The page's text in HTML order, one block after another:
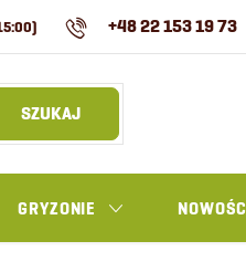
+48 22 153 19 73
SZUKAJ
GRYZONIE